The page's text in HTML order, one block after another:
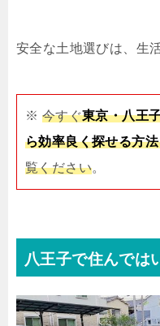
安全な土地選びは、生
※ 今すぐ東京・八王
ら効率良く探せる方法
覧ください。
八王子で住んでは